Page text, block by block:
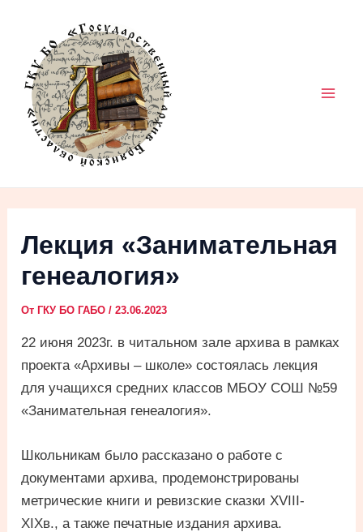
содержимому
Лекция «Занимательная
генеалогия»
ОтГКУ БО ГАБО/23.06.2023
22 июня 2023г. в читальном зале архива в рамках
проекта «Архивы – школе» состоялась лекция
для учащихся средних классов МБОУ СОШ №59
«Занимательная генеалогия».
Школьникам было рассказано о работе с
документами архива, продемонстрированы
метрические книги и ревизские сказки XVIII-
XIXв., а также печатные издания архива.